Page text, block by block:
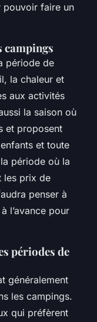
pouvoir faire un
campings
période de
la chaleur et
aux activités
la saison où
et proposent
et toute
période où la
les prix de
penser à
l’avance pour
périodes de
généralement
les campings.
qui préfèrent